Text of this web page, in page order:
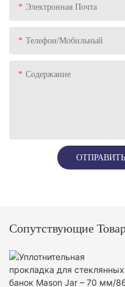
Электронная Почта
Телефон/Мобильный
Содержание
Сопутствующие